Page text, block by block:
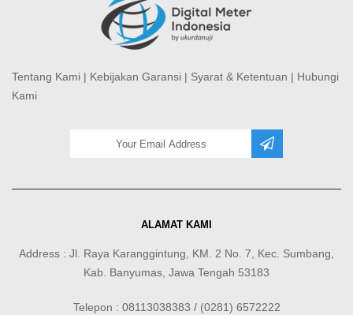
Tentang Kami | Kebijakan Garansi | Syarat & Ketentuan | Hubungi
Kami
ALAMAT KAMI
Address : Jl. Raya Karanggintung, KM. 2 No. 7, Kec. Sumbang,
Kab. Banyumas, Jawa Tengah 53183
Telepon : 08113038383 / (0281) 6572222